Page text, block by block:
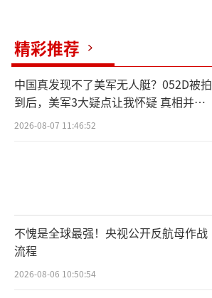
精彩推荐
中国真发现不了美军无人艇？052D被拍
到后，美军3大疑点让我怀疑 真相并非
如此
2026-08-07 11:46:52
不愧是全球最强！央视公开反航母作战
流程
2026-08-06 10:50:54